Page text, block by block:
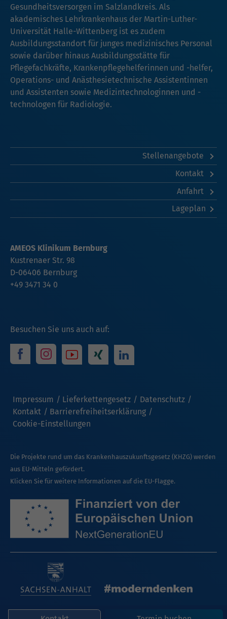
Gesundheitsversorgen im Salzlandkreis. Als
akademisches Lehrkrankenhaus der Martin-Luther-
Universität Halle-Wittenberg ist es zudem
Ausbildungsstandort für junges medizinisches Personal
sowie darüber hinaus Ausbildungsstätte für
Pflegefachkräfte, Krankenpflegehelferinnen und -helfer,
Operations- und Anästhesietechnische Assistentinnen
und Assistenten sowie Medizintechnologinnen und -
technologen für Radiologie.
Stellenangebote
Kontakt
Anfahrt
Lageplan
Besuchen Sie uns auch auf:
Impressum Lieferkettengesetz
Datenschutz
Kontakt
Barrierefreiheitserklärung
Cookie-Einstellungen
AMEOS Klinikum Bernburg
Kustrenaer Str. 98
D-06406 Bernburg
+49 3471 34 0
Die Projekte rund um das Krankenhauszukunftsgesetz (KHZG) werden
aus EU-Mitteln gefördert.
Klicken Sie für weitere Informationen auf die EU-Flagge.